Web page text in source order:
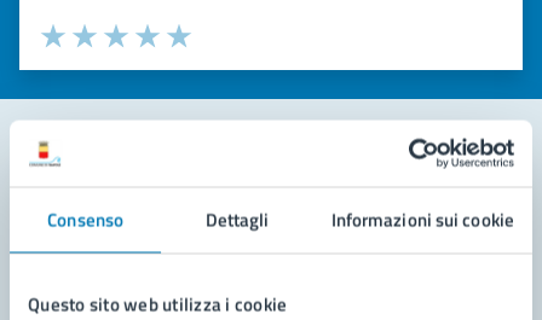
Consenso Dettagli Informazioni sui cookie
Questo sito web utilizza i cookie
Valuta la chiarezza delle informazioni (da 1 a 5 stelle)
Seleziona il numero di stelle per valutare la chiarezza delle
Valuta 5 stelle su 5
Valuta 4 stelle su 5
Valuta 3 stelle su 5
Valuta 2 stelle su 5
Valuta 1 stelle su 5
Leggi le domande frequenti
Richiedi assistenza